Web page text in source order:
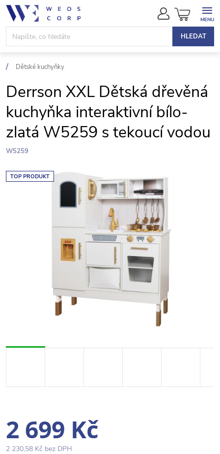
Přejít
obsah
HLEDAT
NÁKUPNÍ
KOŠÍK
Dětské kuchyňky
Derrson XXL Dětská dřevěná
kuchyňka interaktivní bílo-
zlatá W5259 s tekoucí vodou
W5259
TOP PRODUKT
2 699 Kč
2 230,58 Kč bez DPH